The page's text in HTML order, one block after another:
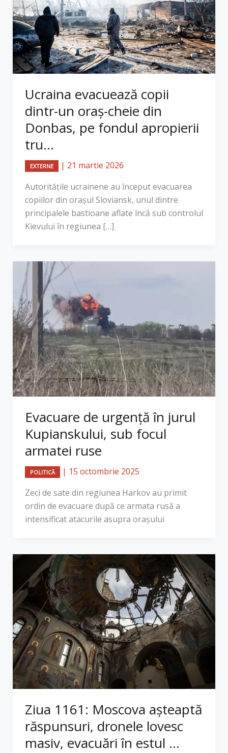
Ucraina evacuează copii
dintr-un oraș-cheie din
Donbas, pe fondul apropierii
tru...
EXTERNE | 21 martie 2026
Autoritățile ucrainene au început evacuarea
copiilor din orașul Sloviansk, unul dintre
principalele bastioane aflate încă sub controlul
Kievului în regiunea […]
Evacuare de urgență în jurul
Kupianskului, sub focul
armatei ruse
POLITICĂ | 15 octombrie 2025
Zeci de sate din regiunea Harkov au primit
ordin de evacuare după ce armata rusă a
intensificat atacurile asupra orașului
Ziua 1161: Moscova așteaptă
răspunsuri, dronele lovesc
masiv, evacuări în estul ...